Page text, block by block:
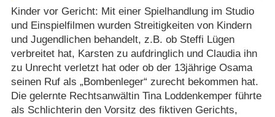
Kinder vor Gericht: Mit einer Spielhandlung im Studio
und Einspielfilmen wurden Streitigkeiten von Kindern
und Jugendlichen behandelt, z.B. ob Steffi Lügen
verbreitet hat, Karsten zu aufdringlich und Claudia ihn
zu Unrecht verletzt hat oder ob der 13jährige Osama
seinen Ruf als „Bombenleger“ zurecht bekommen hat.
Die gelernte Rechtsanwältin Tina Loddenkemper führte
als Schlichterin den Vorsitz des fiktiven Gerichts,